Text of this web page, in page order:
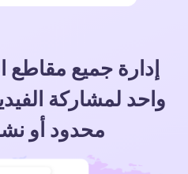
إدارة جميع مقاطع
واحد لمشاركة
محدود أو